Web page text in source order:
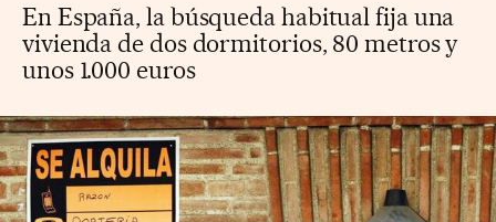
En España, la búsqueda habitual fija una
vivienda de dos dormitorios, 80 metros y
unos 1.000 euros